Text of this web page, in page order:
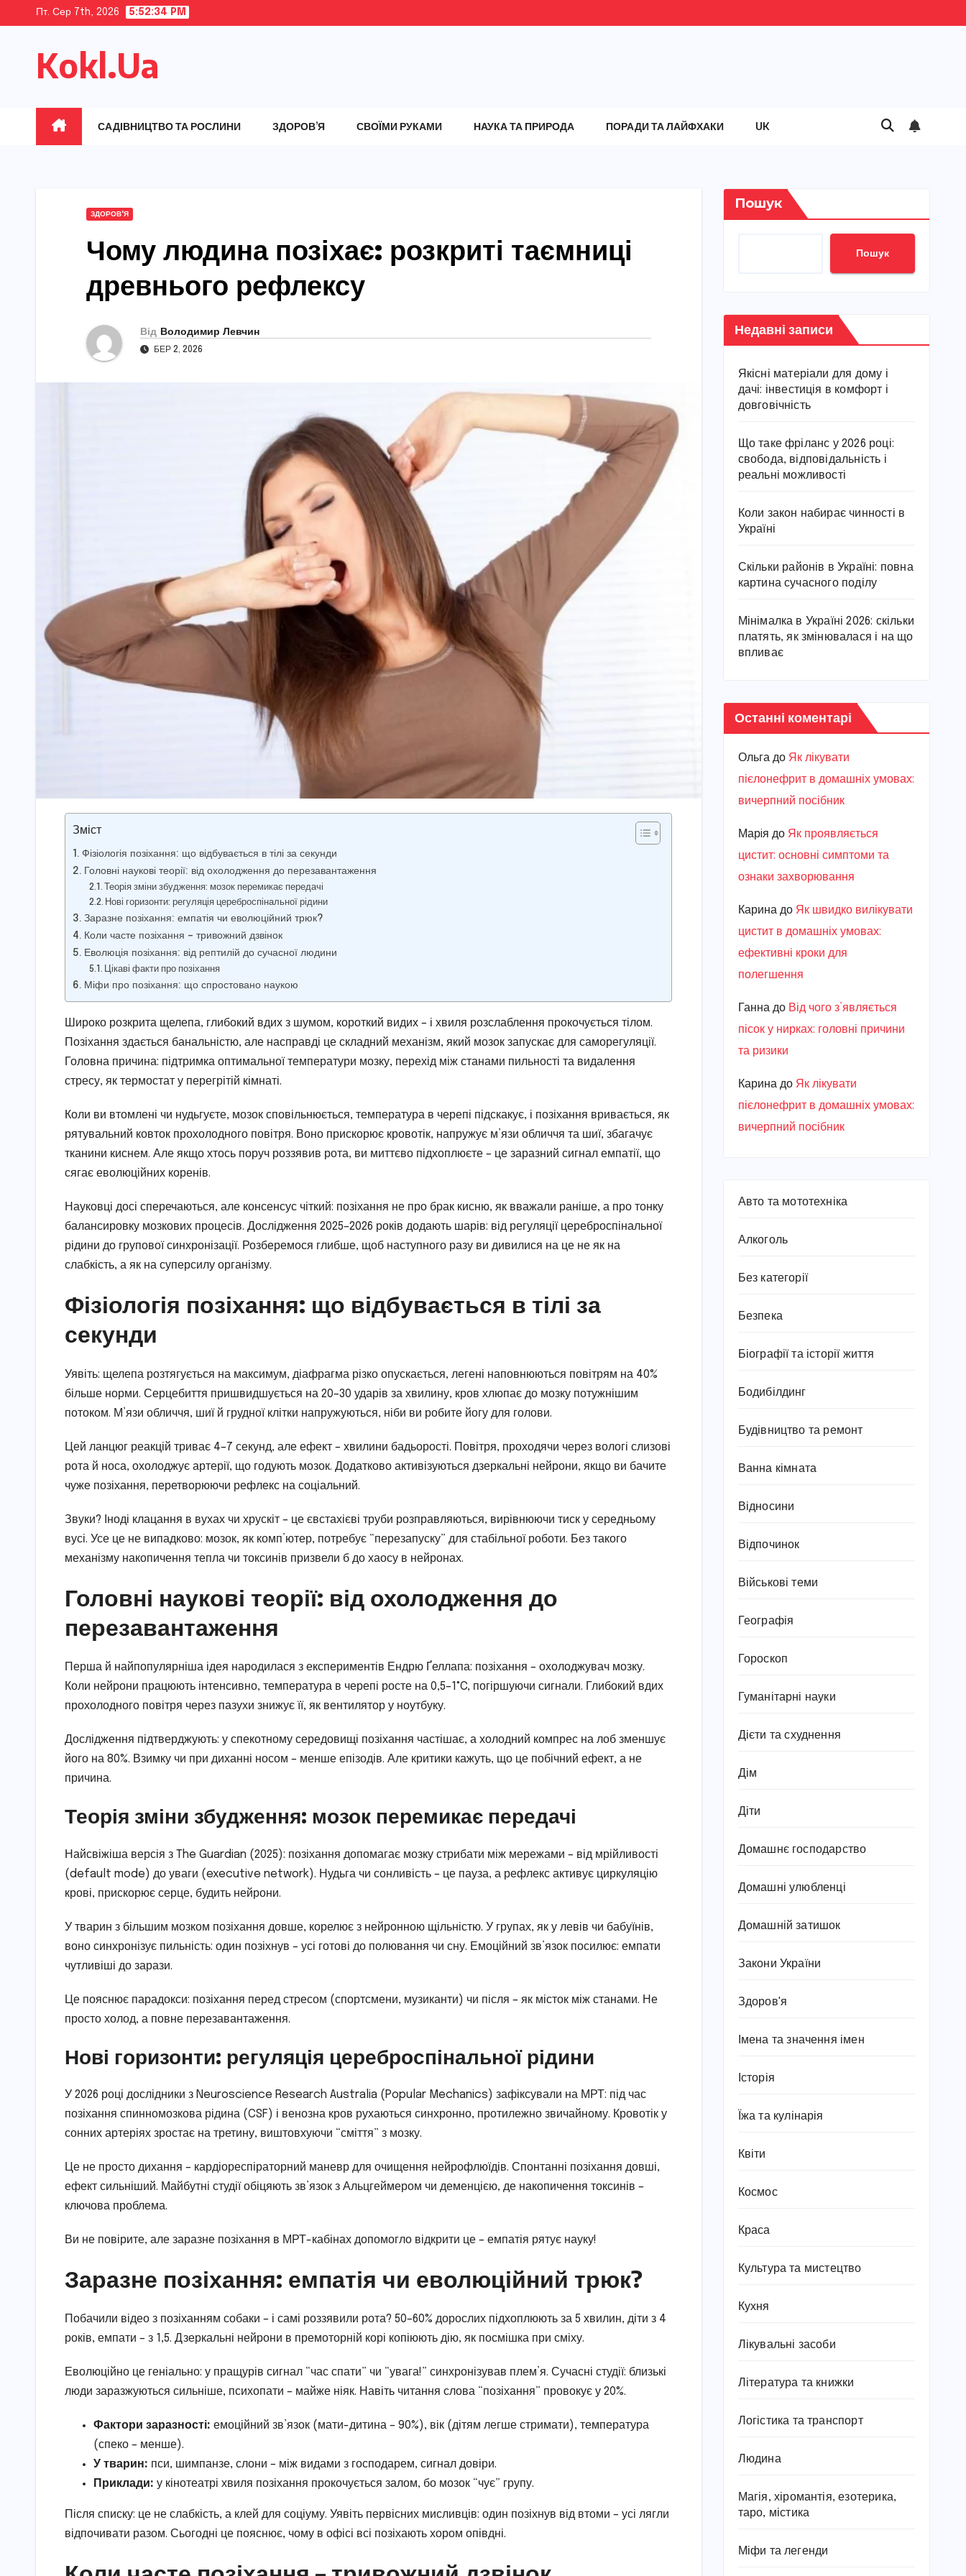
content
Пт. Сер 7th, 2026 5:52:35 PM
Kokl.Ua
САДІВНИЦТВО ТА РОСЛИНИ ЗДОРОВ’Я СВОЇМИ РУКАМИ НАУКА ТА ПРИРОДА ПОРАДИ ТА ЛАЙФХАКИ UK
ЗДОРОВ'Я
Чому людина позіхає: розкриті таємниці
древнього рефлексу
Від Володимир Левчин
БЕР 2, 2026
Зміст
Фізіологія позіхання: що відбувається в тілі за секунди
Головні наукові теорії: від охолодження до перезавантаження
Теорія зміни збудження: мозок перемикає передачі
Нові горизонти: регуляція цереброспінальної рідини
Заразне позіхання: емпатія чи еволюційний трюк?
Коли часте позіхання – тривожний дзвінок
Еволюція позіхання: від рептилій до сучасної людини
Цікаві факти про позіхання
Міфи про позіхання: що спростовано наукою
Широко розкрита щелепа, глибокий вдих з шумом, короткий видих – і хвиля розслаблення прокочується тілом.
Позіхання здається банальністю, але насправді це складний механізм, який мозок запускає для саморегуляції.
Головна причина: підтримка оптимальної температури мозку, перехід між станами пильності та видалення
стресу, як термостат у перегрітій кімнаті.
Коли ви втомлені чи нудьгуєте, мозок сповільнюється, температура в черепі підскакує, і позіхання вривається, як
рятувальний ковток прохолодного повітря. Воно прискорює кровотік, напружує м’язи обличчя та шиї, збагачує
тканини киснем. Але якщо хтось поруч роззявив рота, ви миттєво підхоплюєте – це заразний сигнал емпатії, що
сягає еволюційних коренів.
Науковці досі сперечаються, але консенсус чіткий: позіхання не про брак кисню, як вважали раніше, а про тонку
балансировку мозкових процесів. Дослідження 2025–2026 років додають шарів: від регуляції цереброспінальної
рідини до групової синхронізації. Розберемося глибше, щоб наступного разу ви дивилися на це не як на
слабкість, а як на суперсилу організму.
Фізіологія позіхання: що відбувається в тілі за
секунди
Уявіть: щелепа розтягується на максимум, діафрагма різко опускається, легені наповнюються повітрям на 40%
більше норми. Серцебиття пришвидшується на 20–30 ударів за хвилину, кров хлюпає до мозку потужнішим
потоком. М’язи обличчя, шиї й грудної клітки напружуються, ніби ви робите йогу для голови.
Цей ланцюг реакцій триває 4–7 секунд, але ефект – хвилини бадьорості. Повітря, проходячи через вологі слизові
рота й носа, охолоджує артерії, що годують мозок. Додатково активізуються дзеркальні нейрони, якщо ви бачите
чуже позіхання, перетворюючи рефлекс на соціальний.
Звуки? Іноді клацання в вухах чи хрускіт – це євстахієві труби розправляються, вирівнюючи тиск у середньому
вусі. Усе це не випадково: мозок, як комп’ютер, потребує “перезапуску” для стабільної роботи. Без такого
механізму накопичення тепла чи токсинів призвели б до хаосу в нейронах.
Головні наукові теорії: від охолодження до
перезавантаження
Перша й найпопулярніша ідея народилася з експериментів Ендрю Ґеллапа: позіхання – охолоджувач мозку.
Коли нейрони працюють інтенсивно, температура в черепі росте на 0,5–1°C, погіршуючи сигнали. Глибокий вдих
прохолодного повітря через пазухи знижує її, як вентилятор у ноутбуку.
Дослідження підтверджують: у спекотному середовищі позіхання частішає, а холодний компрес на лоб зменшує
його на 80%. Взимку чи при диханні носом – менше епізодів. Але критики кажуть, що це побічний ефект, а не
причина.
Теорія зміни збудження: мозок перемикає передачі
Найсвіжіша версія з The Guardian (2025): позіхання допомагає мозку стрибати між мережами – від мрійливості
(default mode) до уваги (executive network). Нудьга чи сонливість – це пауза, а рефлекс активує циркуляцію
крові, прискорює серце, будить нейрони.
У тварин з більшим мозком позіхання довше, корелює з нейронною щільністю. У групах, як у левів чи бабуїнів,
воно синхронізує пильність: один позіхнув – усі готові до полювання чи сну. Емоційний зв’язок посилює: емпати
чутливіші до зарази.
Це пояснює парадокси: позіхання перед стресом (спортсмени, музиканти) чи після – як місток між станами. Не
просто холод, а повне перезавантаження.
Нові горизонти: регуляція цереброспінальної рідини
У 2026 році дослідники з Neuroscience Research Australia (Popular Mechanics) зафіксували на МРТ: під час
позіхання спинномозкова рідина (CSF) і венозна кров рухаються синхронно, протилежно звичайному. Кровотік у
сонних артеріях зростає на третину, виштовхуючи “сміття” з мозку.
Це не просто дихання – кардіореспіраторний маневр для очищення нейрофлюїдів. Спонтанні позіхання довші,
ефект сильніший. Майбутні студії обіцяють зв’язок з Альцгеймером чи деменцією, де накопичення токсинів –
ключова проблема.
Ви не повірите, але заразне позіхання в МРТ-кабінах допомогло відкрити це – емпатія рятує науку!
Заразне позіхання: емпатія чи еволюційний трюк?
Побачили відео з позіханням собаки – і самі роззявили рота? 50–60% дорослих підхоплюють за 5 хвилин, діти з 4
років, емпати – з 1,5. Дзеркальні нейрони в премоторній корі копіюють дію, як посмішка при сміху.
Еволюційно це геніально: у пращурів сигнал “час спати” чи “увага!” синхронізував плем’я. Сучасні студії: близькі
люди заразжуються сильніше, психопати – майже ніяк. Навіть читання слова “позіхання” провокує у 20%.
Фактори заразності: емоційний зв’язок (мати-дитина – 90%), вік (дітям легше стримати), температура
(спеко – менше).
У тварин: пси, шимпанзе, слони – між видами з господарем, сигнал довіри.
Приклади: у кінотеатрі хвиля позіхання прокочується залом, бо мозок “чує” групу.
Після списку: це не слабкість, а клей для соціуму. Уявіть первісних мисливців: один позіхнув від втоми – усі лягли
відпочивати разом. Сьогодні це пояснює, чому в офісі всі позіхають хором опівдні.
Пошук
Пошук
Недавні записи
Якісні матеріали для дому і
дачі: інвестиція в комфорт і
довговічність
Що таке фріланс у 2026 році:
свобода, відповідальність і
реальні можливості
Коли закон набирає чинності в
Україні
Скільки районів в Україні: повна
картина сучасного поділу
Мінімалка в Україні 2026: скільки
платять, як змінювалася і на що
впливає
Останні коментарі
Ольгадо Як лікувати
пієлонефрит в домашніх умовах:
вичерпний посібник
Марiя до Як проявляється
цистит: основні симптоми та
ознаки захворювання
Каринадо Як швидко вилікувати
цистит в домашніх умовах:
ефективні кроки для
полегшення
Ганнадо Від чого з’являється
пісок у нирках: головні причини
та ризики
Каринадо Як лікувати
пієлонефрит в домашніх умовах:
вичерпний посібник
Авто та мототехніка
Алкоголь
Без категорії
Безпека
Біографії та історії життя
Бодибілдинг
Будівництво та ремонт
Ванна кімната
Відносини
Відпочинок
Військові теми
Географія
Гороскоп
Гуманітарні науки
Дієти та схуднення
Дім
Діти
Домашнє господарство
Домашні улюбленці
Домашній затишок
Закони України
Здоров'я
Імена та значення імен
Історія
Їжа та кулінарія
Квіти
Космос
Краса
Культура та мистецтво
Кухня
Лікувальні засоби
Література та книжки
Логістика та транспорт
Людина
Магія, хіромантія, езотерика,
таро, містика
Міфи та легенди